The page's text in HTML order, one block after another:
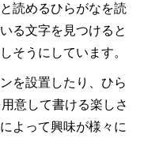
読めるひらがなを読
る文字を見つけると
そうにしています。
を設置したり、ひら
意して書ける楽しさ
よって興味が様々に